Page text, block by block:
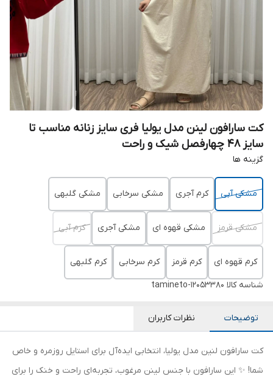
کت سارافون لینن مدل یولیا فری سایز زنانه مناسب تا
سایز 48 چهارفصل شیک و راحت
گزینه ها
مشکی آبی کرم آجری مشکی سرخابی مشکی گلبهی
مشکی قرمز مشکی قهوه ای مشکی آجری کرم آبی
کرم قهوه ای کرم قرمز کرم سرخابی
کرم گلبهی
شناسه کالا tamineto-12053380
توضیحات نظرات کاربران
کت سارافون لنین مدل یولیا، انتخابی ایده‌آل برای استایل روزمره و خاص
شما! ✨ این سارافون با جنس لینن مرغوب، تجربه‌ای راحت و خنک را برای